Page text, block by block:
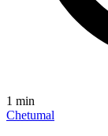
1 min
Chetumal